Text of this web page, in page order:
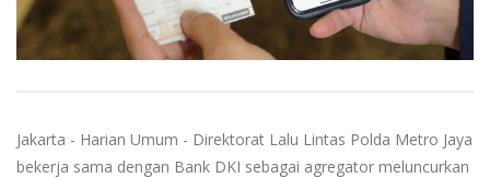
Jakarta - Harian Umum - Direktorat Lalu Lintas Polda Metro Jaya
bekerja sama dengan Bank DKI sebagai agregator meluncurkan